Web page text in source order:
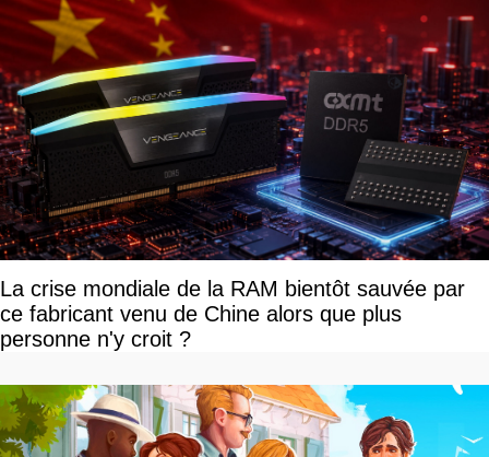
La crise mondiale de la RAM bientôt sauvée par
ce fabricant venu de Chine alors que plus
personne n'y croit ?